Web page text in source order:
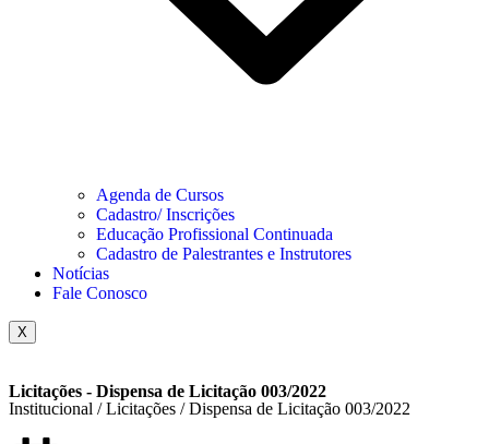
Agenda de Cursos
Cadastro/ Inscrições
Educação Profissional Continuada
Cadastro de Palestrantes e Instrutores
Notícias
Fale Conosco
X
Licitações - Dispensa de Licitação 003/2022
Institucional / Licitações / Dispensa de Licitação 003/2022